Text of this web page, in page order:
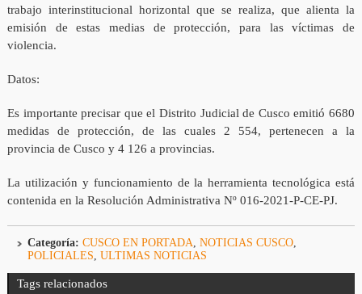
trabajo interinstitucional horizontal que se realiza, que alienta la
emisión de estas medias de protección, para las víctimas de
violencia.
Datos:
Es importante precisar que el Distrito Judicial de Cusco emitió 6680
medidas de protección, de las cuales 2 554, pertenecen a la
provincia de Cusco y 4 126 a provincias.
La utilización y funcionamiento de la herramienta tecnológica está
contenida en la Resolución Administrativa Nº 016-2021-P-CE-PJ.
Categoría: CUSCO EN PORTADA, NOTICIAS CUSCO,
POLICIALES, ULTIMAS NOTICIAS
Tags relacionados